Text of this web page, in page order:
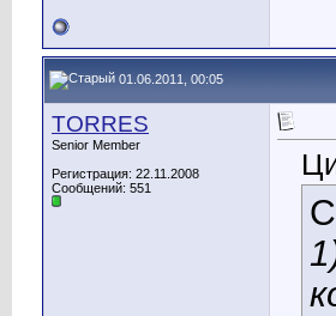
01.06.2011, 00:05
TORRES
Senior Member
Регистрация: 22.11.2008
Сообщений: 551